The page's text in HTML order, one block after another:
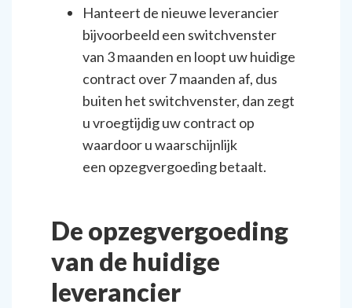
Hanteert de nieuwe leverancier
bijvoorbeeld een switchvenster
van 3 maanden en loopt uw huidige
contract over 7 maanden af, dus
buiten het switchvenster, dan zegt
u vroegtijdig uw contract op
waardoor u waarschijnlijk
een opzegvergoedingbetaalt.
De opzegvergoeding
van de huidige
leverancier